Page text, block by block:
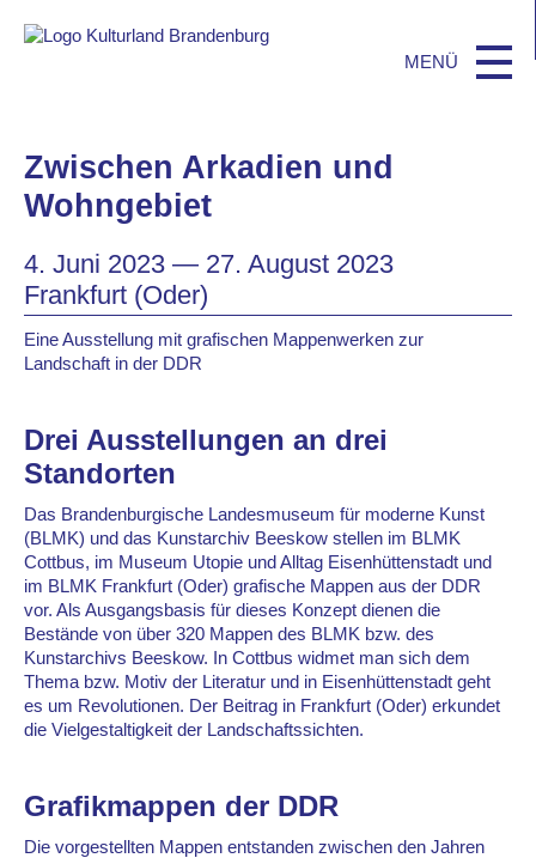
4. Juni 2023 — 27. August 2023
Frankfurt (Oder)
Zwischen Arkadien und
Wohngebiet
Eine Ausstellung mit grafischen Mappenwerken zur
Landschaft in der DDR
Drei Ausstellungen an drei
Standorten
Das Brandenburgische Landesmuseum für moderne Kunst
(BLMK) und das Kunstarchiv Beeskow stellen im BLMK
Cottbus, im Museum Utopie und Alltag Eisenhüttenstadt und
im BLMK Frankfurt (Oder) grafische Mappen aus der DDR
vor. Als Ausgangsbasis für dieses Konzept dienen die
Bestände von über 320 Mappen des BLMK bzw. des
Kunstarchivs Beeskow. In Cottbus widmet man sich dem
Thema bzw. Motiv der Literatur und in Eisenhüttenstadt geht
es um Revolutionen. Der Beitrag in Frankfurt (Oder) erkundet
die Vielgestaltigkeit der Landschaftssichten.
Grafikmappen der DDR
Die vorgestellten Mappen entstanden zwischen den Jahren